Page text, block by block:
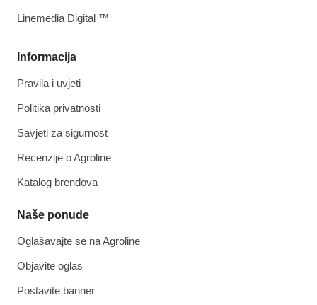
Informacija
Pravila i uvjeti
Politika privatnosti
Savjeti za sigurnost
Recenzije o Agroline
Katalog brendova
Naše ponude
Oglašavajte se na Agroline
Objavite oglas
Postavite banner
Linemedia Digital ™